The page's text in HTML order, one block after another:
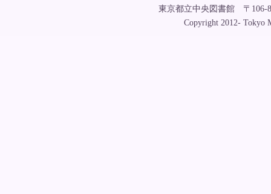
東京都立中央図書館 〒106-
Copyright 2012- Tokyo